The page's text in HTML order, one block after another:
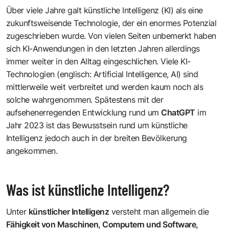
Über viele Jahre galt künstliche Intelligenz (KI) als eine
zukunftsweisende Technologie, der ein enormes Potenzial
zugeschrieben wurde. Von vielen Seiten unbemerkt haben
sich KI-Anwendungen in den letzten Jahren allerdings
immer weiter in den Alltag eingeschlichen. Viele KI-
Technologien (englisch: Artificial Intelligence, AI) sind
mittlerweile weit verbreitet und werden kaum noch als
solche wahrgenommen. Spätestens mit der
aufsehenerregenden Entwicklung rund umChatGPT im
Jahr 2023 ist das Bewusstsein rund um künstliche
Intelligenz jedoch auch in der breiten Bevölkerung
angekommen.
Was ist künstliche Intelligenz?
Unter künstlicher Intelligenz versteht man allgemein die
Fähigkeit von Maschinen, Computern und Software,